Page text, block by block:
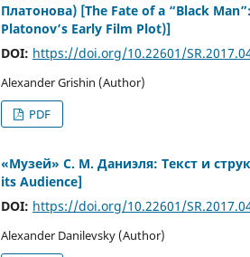
Платонова) [The Fate of a “Black
Platonov’s Early Film Plot)]
DOI: https://doi.org/10.22601/
Alexander Grishin (Author)
PDF
«Музей» С. М. Даниэля: Текст и
its Audience]
DOI: https://doi.org/10.22601/
Alexander Danilevsky (Author)